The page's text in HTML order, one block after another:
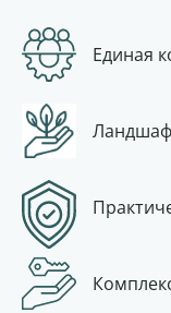
Единая